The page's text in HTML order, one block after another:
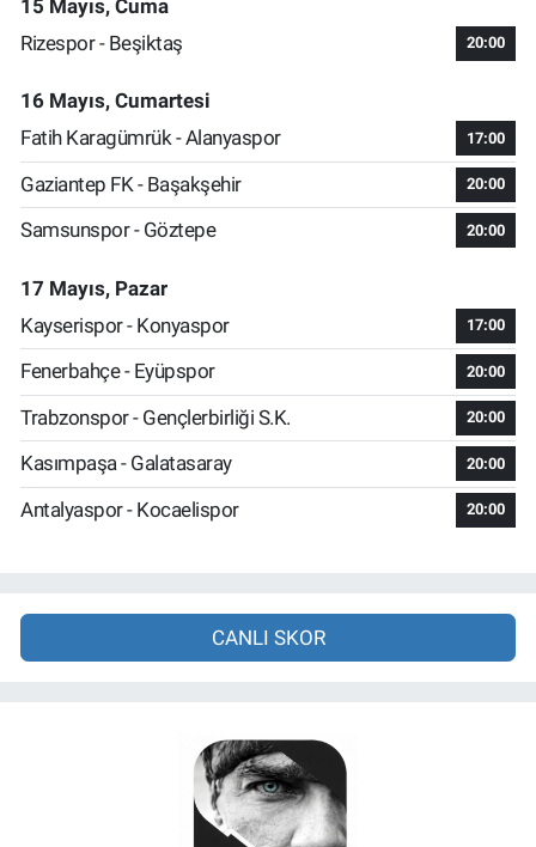
15 Mayıs, Cuma
Rizespor - Beşiktaş
20:00
16 Mayıs, Cumartesi
Fatih Karagümrük - Alanyaspor
17:00
Gaziantep FK - Başakşehir 20:00
Samsunspor - Göztepe 20:00
17 Mayıs, Pazar
Kayserispor - Konyaspor
17:00
Fenerbahçe - Eyüpspor 20:00
Trabzonspor - Gençlerbirliği S.K. 20:00
Kasımpaşa - Galatasaray 20:00
Antalyaspor - Kocaelispor 20:00
CANLI SKOR